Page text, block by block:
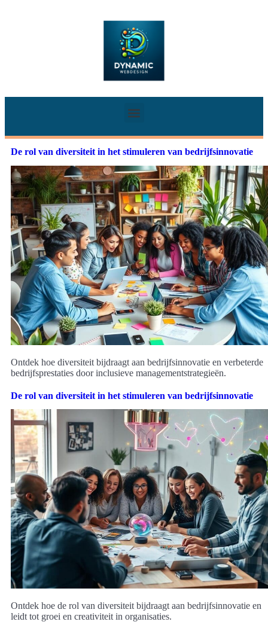
De rol van diversiteit in het stimuleren van bedrijfsinnovatie
Ontdek hoe diversiteit bijdraagt ​​aan bedrijfsinnovatie en verbeterde
bedrijfsprestaties door inclusieve managementstrategieën.
De rol van diversiteit in het stimuleren van bedrijfsinnovatie
Ontdek hoe de rol van diversiteit bijdraagt aan bedrijfsinnovatie en
leidt tot groei en creativiteit in organisaties.